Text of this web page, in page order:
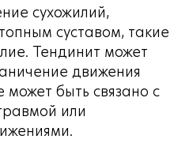
сухожилий,
суставом, такие
Тендинит может
движения
может быть связано с
или